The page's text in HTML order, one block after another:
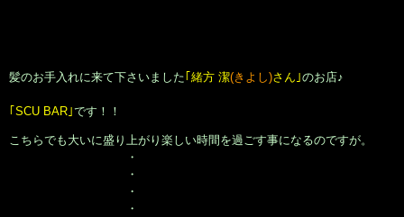
髪のお手入れに来て下さいました｢緒方 潔(きよし)さん｣のお店♪
｢SCU BAR｣です！！
こちらでも大いに盛り上がり楽しい時間を過ごす事になるのですが。
・
・
・
・